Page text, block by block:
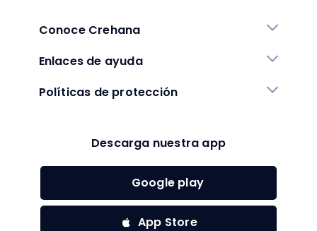
Conoce Crehana
Enlaces de ayuda
Políticas de protección
Descarga nuestra app
Google play
App Store